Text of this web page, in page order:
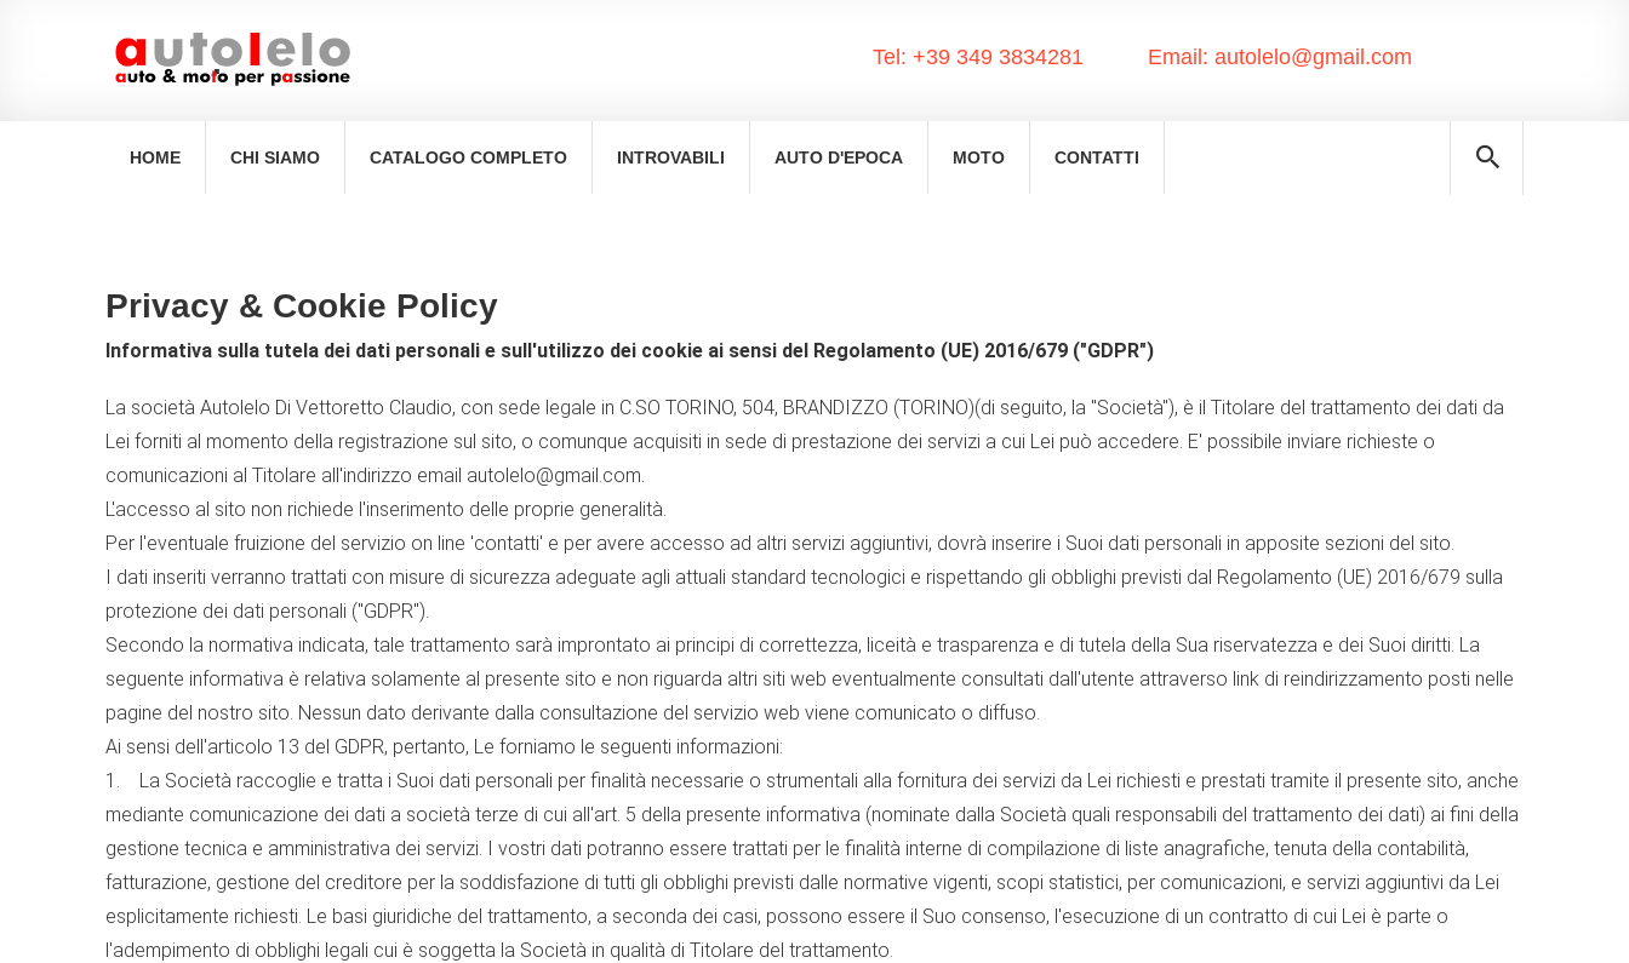
. Tel: +39 349 3834281 Email: autolelo@gmail.com
HOME CHI SIAMO CATALOGO COMPLETO INTROVABILI AUTO D'EPOCA MOTO CONTATTI
Privacy & Cookie Policy
Informativa sulla tutela dei dati personali e sull'utilizzo dei cookie ai sensi del Regolamento (UE) 2016/679 ("GDPR")
La società Autolelo Di Vettoretto Claudio, con sede legale in C.SO TORINO, 504, BRANDIZZO (TORINO)(di seguito, la "Società"), è il Titolare del trattamento dei dati da
Lei forniti al momento della registrazione sul sito, o comunque acquisiti in sede di prestazione dei servizi a cui Lei può accedere. E' possibile inviare richieste o
comunicazioni al Titolare all'indirizzo email autolelo@gmail.com.
L'accesso al sito non richiede l'inserimento delle proprie generalità.
Per l'eventuale fruizione del servizio on line 'contatti' e per avere accesso ad altri servizi aggiuntivi, dovrà inserire i Suoi dati personali in apposite sezioni del sito.
I dati inseriti verranno trattati con misure di sicurezza adeguate agli attuali standard tecnologici e rispettando gli obblighi previsti dal Regolamento (UE) 2016/679 sulla
protezione dei dati personali ("GDPR").
Secondo la normativa indicata, tale trattamento sarà improntato ai principi di correttezza, liceità e trasparenza e di tutela della Sua riservatezza e dei Suoi diritti. La
seguente informativa è relativa solamente al presente sito e non riguarda altri siti web eventualmente consultati dall'utente attraverso link di reindirizzamento posti nelle
pagine del nostro sito. Nessun dato derivante dalla consultazione del servizio web viene comunicato o diffuso.
Ai sensi dell'articolo 13 del GDPR, pertanto, Le forniamo le seguenti informazioni:
1. La Società raccoglie e tratta i Suoi dati personali per finalità necessarie o strumentali alla fornitura dei servizi da Lei richiesti e prestati tramite il presente sito, anche
mediante comunicazione dei dati a società terze di cui all'art. 5 della presente informativa (nominate dalla Società quali responsabili del trattamento dei dati) ai fini della
gestione tecnica e amministrativa dei servizi. I vostri dati potranno essere trattati per le finalità interne di compilazione di liste anagrafiche, tenuta della contabilità,
fatturazione, gestione del creditore per la soddisfazione di tutti gli obblighi previsti dalle normative vigenti, scopi statistici, per comunicazioni, e servizi aggiuntivi da Lei
esplicitamente richiesti. Le basi giuridiche del trattamento, a seconda dei casi, possono essere il Suo consenso, l'esecuzione di un contratto di cui Lei è parte o
l'adempimento di obblighi legali cui è soggetta la Società in qualità di Titolare del trattamento.